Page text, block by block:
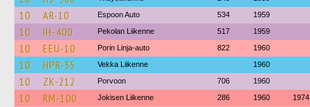
10 AR-10 Espoon Auto 534 1959
10 IH-400 Pekolan Liikenne 517 1959
10 EEU-10 Porin Linja-auto 822 1960
10 HPR-35 Vekka Liikenne 1960
10 ZK-212 Porvoon 706 1960
10 RM-100 Jokisen Liikenne 286 1960 1974